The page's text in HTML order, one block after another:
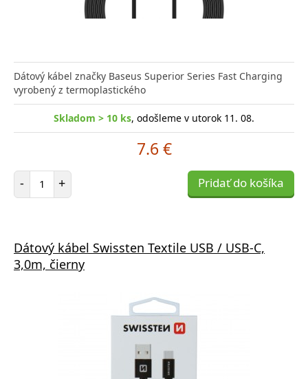
Dátový kábel značky Baseus Superior Series Fast Charging
vyrobený z termoplastického
Skladom > 10 ks, odošleme v utorok 11. 08.
7.6 €
- Počet položiek
+ Pridať do košíka
Dátový kábel Swissten Textile USB / USB-C,
3,0m, čierny